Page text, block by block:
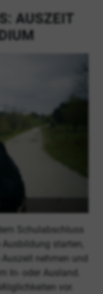
AUSZEIT
Schulabschluss
starten,
nehmen und
In- oder Ausland.
vor.